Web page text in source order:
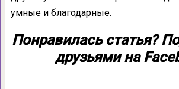
умные и благодарные.
Понравилась статья?
друзьями на